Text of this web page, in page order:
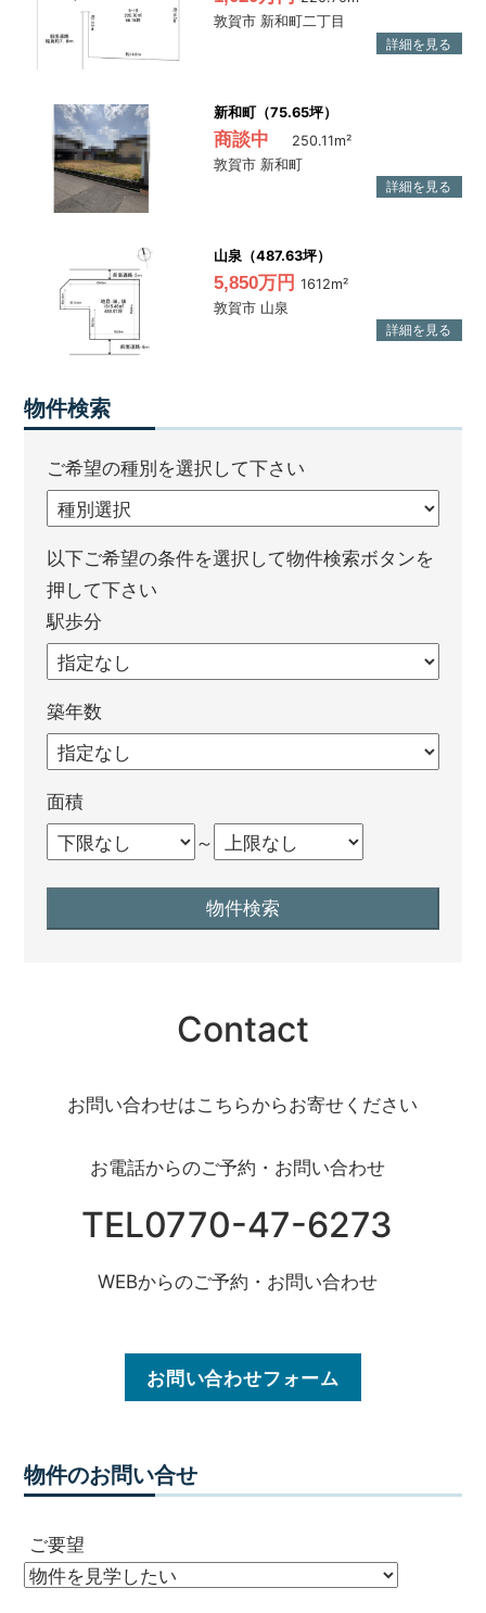
敦賀市 新和町二丁目
新和町（75.65坪）
商談中
250.11m²
敦賀市 新和町
山泉（487.63坪）
5,850万円 1612m²
敦賀市 山泉
物件検索
ご希望の種別を選択して下さい
以下ご希望の条件を選択して物件検索ボタンを
押して下さい
駅歩分
築年数
面積
～
Contact
お問い合わせはこちらからお寄せください
お電話からのご予約・お問い合わせ
TEL0770-47-6273
WEBからのご予約・お問い合わせ
お問い合わせフォーム
物件のお問い合せ
ご要望